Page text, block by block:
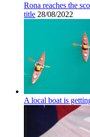
Rona reaches the
title 28/08/2022
A local boat is